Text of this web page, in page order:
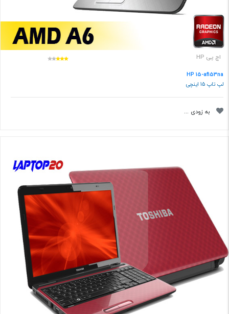
اچ پی HP
HP 15-af153na
لپ تاپ 15 اینچی
به زودی ...